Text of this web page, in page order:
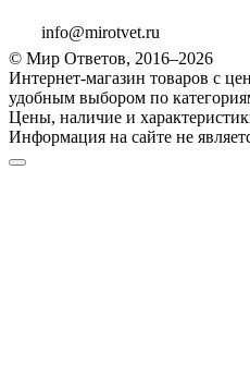
info@mirotvet.ru
© Мир Ответов, 2016–2026
Интернет-магазин товаров с
удобным выбором по
Цены, наличие и
Информация на сайте не